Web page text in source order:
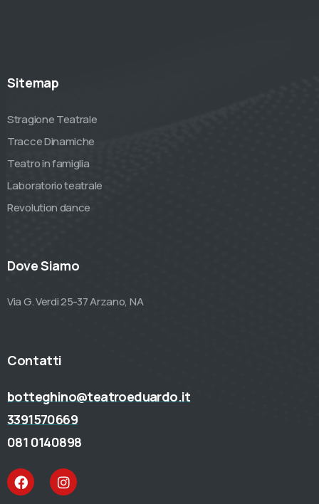
Sitemap
Stragione Teatrale
Tracce Dinamiche
Teatro in famiglia
Laboratorio teatrale
Revolution dance
Dove Siamo
Via G. Verdi 25-37 Arzano, NA
Contatti
botteghino@teatroeduardo.it
3391570669
081 0140898